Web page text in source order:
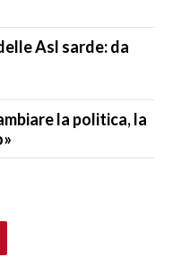
Asl sarde: da
la politica, la